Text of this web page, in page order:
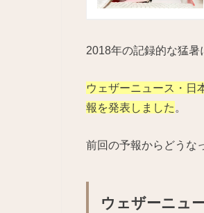
2018年の記録的な猛
ウェザーニュース・日
報を発表しました 。
前回の予報からどうな
ウェザーニュ